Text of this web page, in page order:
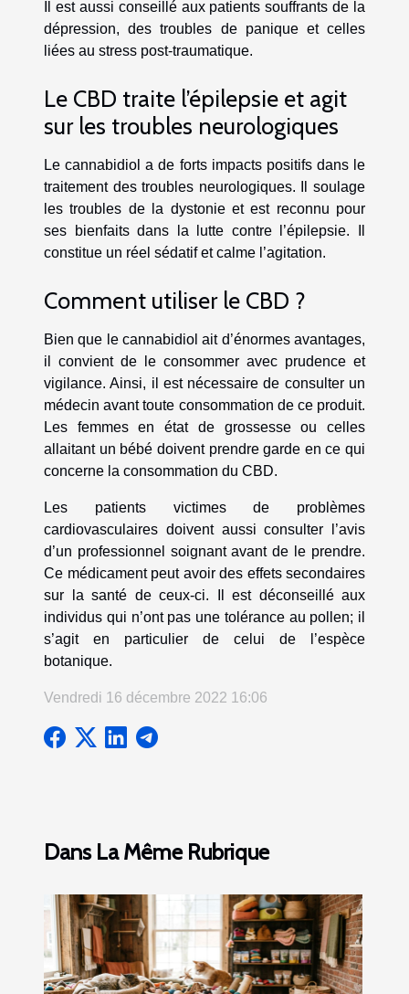
Il est aussi conseillé aux patients souffrants de la
dépression, des troubles de panique et celles
liées au stress post-traumatique.
Le CBD traite l’épilepsie et agit
sur les troubles neurologiques
Le cannabidiol a de forts impacts positifs dans le
traitement des troubles neurologiques. Il soulage
les troubles de la dystonie et est reconnu pour
ses bienfaits dans la lutte contre l’épilepsie. Il
constitue un réel sédatif et calme l’agitation.
Comment utiliser le CBD ?
Bien que le cannabidiol ait d’énormes avantages,
il convient de le consommer avec prudence et
vigilance. Ainsi, il est nécessaire de consulter un
médecin avant toute consommation de ce produit.
Les femmes en état de grossesse ou celles
allaitant un bébé doivent prendre garde en ce qui
concerne la consommation du CBD.
Les patients victimes de problèmes
cardiovasculaires doivent aussi consulter l’avis
d’un professionnel soignant avant de le prendre.
Ce médicament peut avoir des effets secondaires
sur la santé de ceux-ci. Il est déconseillé aux
individus qui n’ont pas une tolérance au pollen; il
s’agit en particulier de celui de l’espèce
botanique.
Vendredi 16 décembre 2022 16:06
Dans La Même Rubrique